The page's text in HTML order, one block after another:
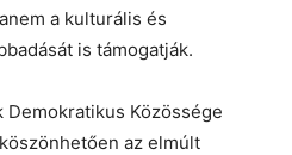
a kulturális és
is támogatják.
Közössége
az elmúlt